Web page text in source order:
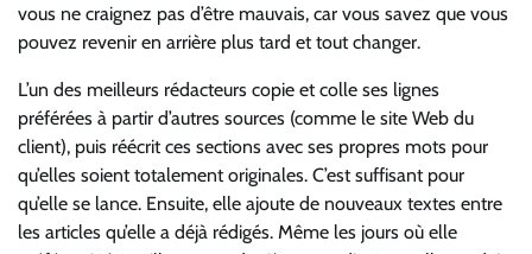
vous ne craignez pas d’être mauvais, car vous savez que vous
pouvez revenir en arrière plus tard et tout changer.
L’un des meilleurs rédacteurs copie et colle ses lignes
préférées à partir d’autres sources (comme le site Web du
client), puis réécrit ces sections avec ses propres mots pour
qu’elles soient totalement originales. C’est suffisant pour
qu’elle se lance. Ensuite, elle ajoute de nouveaux textes entre
les articles qu’elle a déjà rédigés. Même les jours où elle